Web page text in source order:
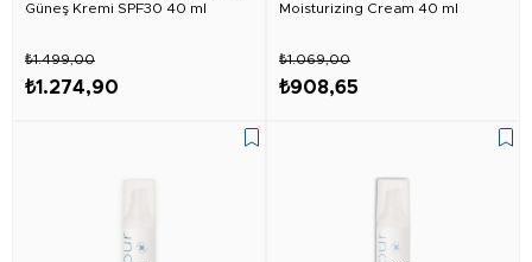
Güneş Kremi SPF30 40 ml
₺1.274,90
₺1.499,00
Moisturizing Cream 40 ml
₺908,65
₺1.069,00